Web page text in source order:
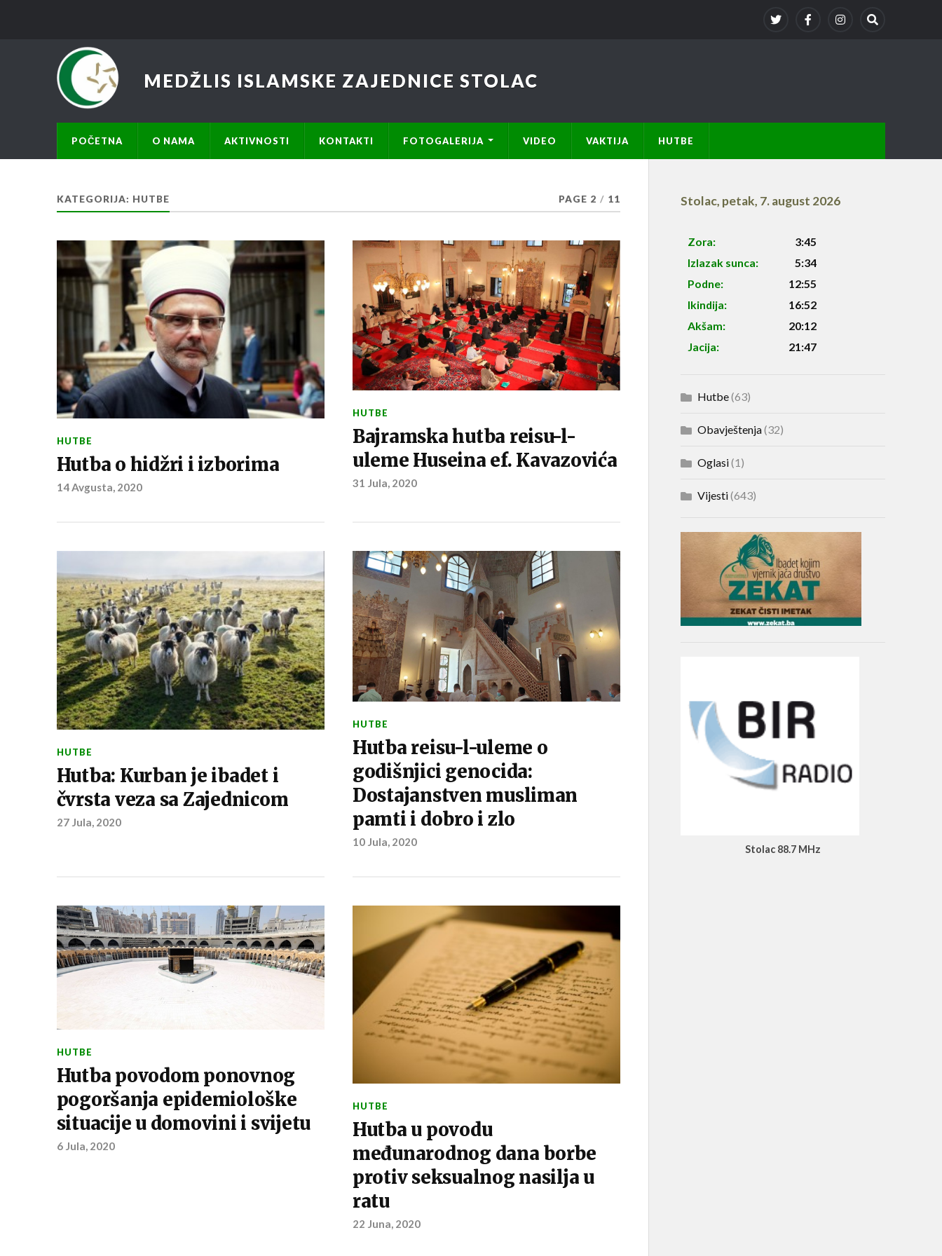
MEDŽLIS ISLAMSKE ZAJEDNICE STOLAC
POČETNA O NAMA AKTIVNOSTI KONTAKTI FOTOGALERIJA VIDEO VAKTIJA HUTBE
KATEGORIJA: HUTBE PAGE 2 / 11
HUTBE
Hutba o hidžri i izborima
14 Avgusta, 2020
HUTBE
Bajramska hutba reisu-l-
uleme Huseina ef. Kavazovića
31 Jula, 2020
HUTBE
Hutba: Kurban je ibadet i
čvrsta veza sa Zajednicom
27 Jula, 2020
HUTBE
Hutba reisu-l-uleme o
godišnjici genocida:
Dostajanstven musliman
pamti i dobro i zlo
10 Jula, 2020
HUTBE
Hutba povodom ponovnog
pogoršanja epidemiološke
situacije u domovini i svijetu
6 Jula, 2020
HUTBE
Hutba u povodu
međunarodnog dana borbe
protiv seksualnog nasilja u
ratu
22 Juna, 2020
Stolac, petak, 7. august 2026
Zora:
3:45
Izlazak sunca:
5:34
Podne:
12:55
Ikindija:
16:52
Akšam:
20:12
Jacija:
21:47
Hutbe(63)
Obavještenja(32)
Oglasi(1)
Vijesti(643)
Stolac 88.7 MHz